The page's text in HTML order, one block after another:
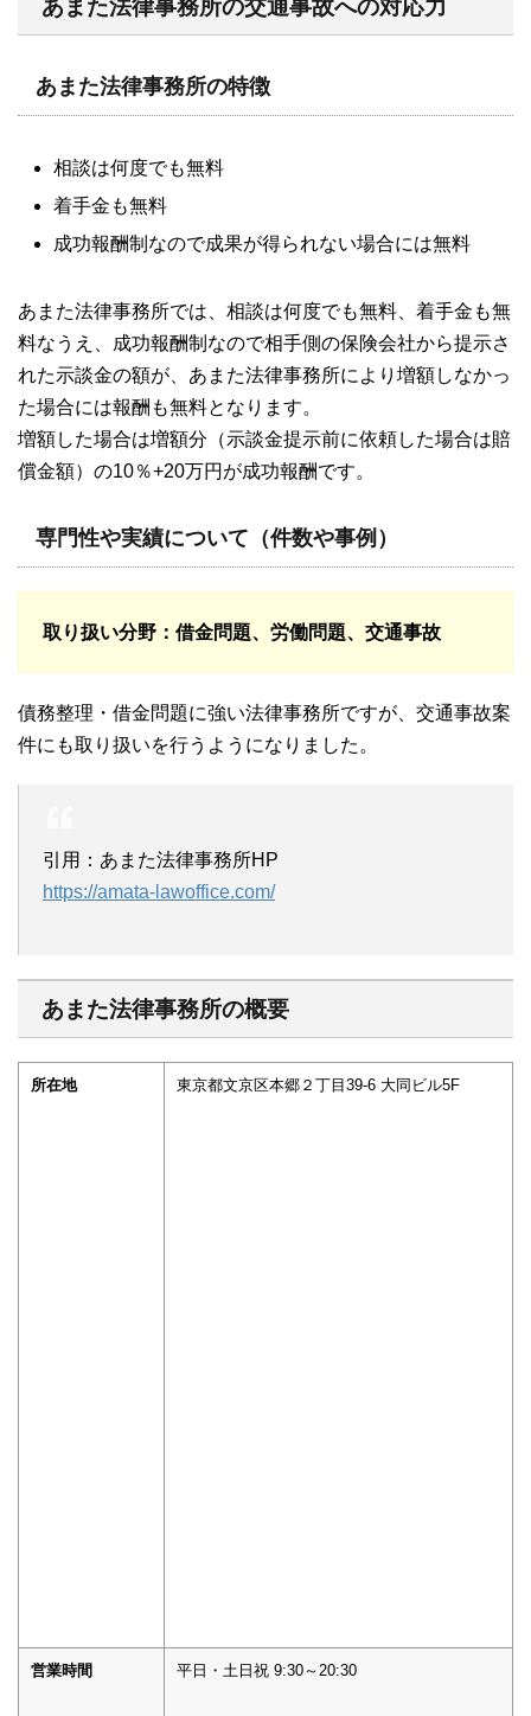
あまた法律事務所の交通事故への対応力
あまた法律事務所の特徴
相談は何度でも無料
着手金も無料
成功報酬制なので成果が得られない場合には無料
あまた法律事務所では、相談は何度でも無料、着手金も無
料なうえ、成功報酬制なので相手側の保険会社から提示さ
れた示談金の額が、あまた法律事務所により増額しなかっ
た場合には報酬も無料となります。
増額した場合は増額分（示談金提示前に依頼した場合は賠
償金額）の10％+20万円が成功報酬です。
専門性や実績について（件数や事例）
取り扱い分野 ：借金問題、労働問題、交通事故
債務整理・借金問題に強い法律事務所ですが、交通事故案
件にも取り扱いを行うようになりました。
引用：あまた法律事務所HP
https://amata-lawoffice.com/
あまた法律事務所の概要
所在地 東京都文京区本郷２丁目39-6 大同ビル5F
営業時間 平日・土日祝 9:30～20:30